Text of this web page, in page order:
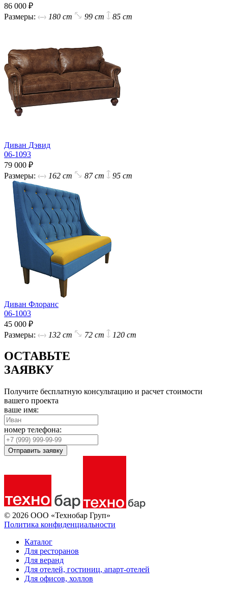
86 000 ₽
Размеры:
180 cm 99 cm 85 cm
Диван Дэвид
06-1093
79 000 ₽
Размеры:
162 cm 87 cm 95 cm
Диван Флоранс
06-1003
45 000 ₽
Размеры:
132 cm 72 cm 120 cm
ОСТАВЬТЕ
ЗАЯВКУ
Получите бесплатную консультацию и расчет стоимости
вашего проекта
ваше имя:
номер телефона:
Отправить заявку
© 2026 ООО «Технобар Груп»
Политика конфиденциальности
Каталог
Для ресторанов
Для веранд
Для отелей, гостиниц, апарт-отелей
Для офисов, холлов